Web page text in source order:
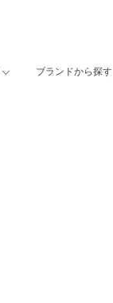
ブランドから探す